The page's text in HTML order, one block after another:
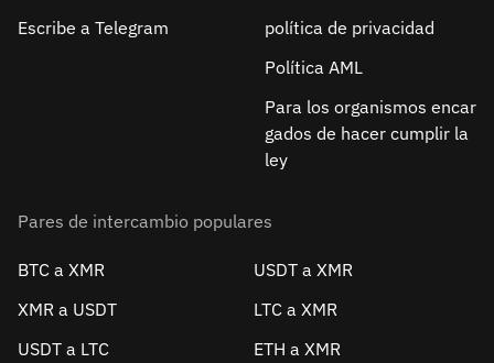
Escribe a Telegram
política de privacidad
Política AML
Para los organismos encar
gados de hacer cumplir la
ley
Pares de intercambio populares
BTC a XMR
USDT a XMR
XMR a USDT
LTC a XMR
USDT a LTC
ETH a XMR